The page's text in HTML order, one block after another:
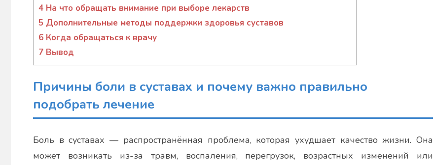
4 На что обращать внимание при выборе лекарств
5 Дополнительные методы поддержки здоровья суставов
6 Когда обращаться к врачу
7 Вывод
Причины боли в суставах и почему важно правильно
подобрать лечение
Боль в суставах — распространённая проблема, которая ухудшает качество жизни. Она
может возникать из-за травм, воспаления, перегрузок, возрастных изменений или